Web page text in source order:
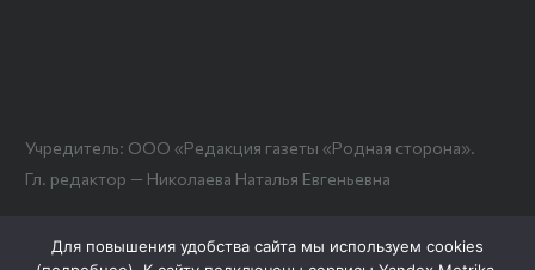
Учредитель: ООО «Редакция газеты «Родная сторона».
Гл. редактор — Николаева Наталья Евгеньевна
Для повышения удобства сайта мы используем cookies